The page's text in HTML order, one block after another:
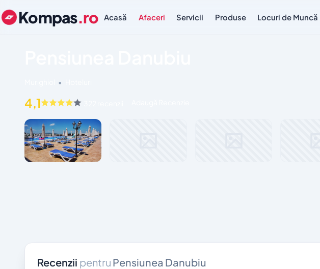
Kompas.ro Acasă Afaceri Servicii Produse Locuri de Muncă
•
4,1
Recenzii pentru Pensiunea Danubiu